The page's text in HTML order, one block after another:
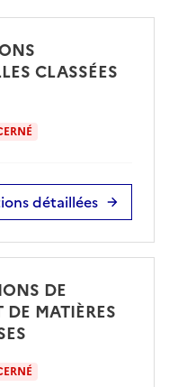
CLASSÉES
détaillées
DE
DE MATIÈRES